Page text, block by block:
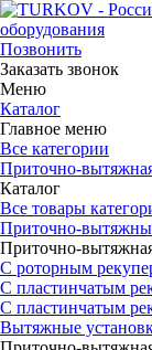
Позвонить
Заказать звонок
Меню
Каталог
Главное меню
Все категории
Приточно-
Каталог
Все товары
Приточно-
Приточно-
С роторным
С пластинчатым
С пластинчатым
Вытяжные